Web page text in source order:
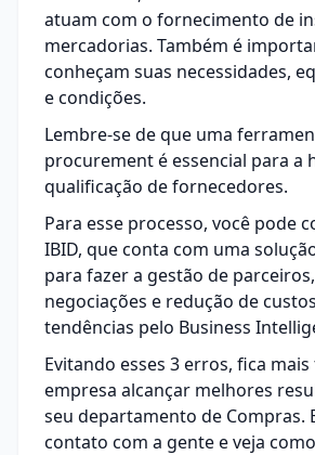
atuam com o fornecimento de
mercadorias. Também é
conheçam suas necessidades,
e condições.
Lembre-se de que uma
procurementé essencial para a
qualificação de fornecedores.
Para esse processo, você pode
IBID, que conta com uma
para fazer a gestão de
negociações e redução de
tendências pelo Business
Evitando esses 3 erros, fica
empresa alcançar melhores
seu departamento de Compras.
contato com a gentee veja